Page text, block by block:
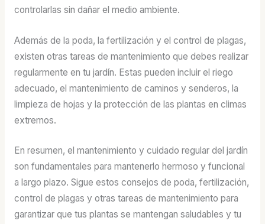
controlarlas sin dañar el medio ambiente.
Además de la poda, la fertilización y el control de plagas,
existen otras tareas de mantenimiento que debes realizar
regularmente en tu jardín. Estas pueden incluir el riego
adecuado, el mantenimiento de caminos y senderos, la
limpieza de hojas y la protección de las plantas en climas
extremos.
En resumen, el mantenimiento y cuidado regular del jardín
son fundamentales para mantenerlo hermoso y funcional
a largo plazo. Sigue estos consejos de poda, fertilización,
control de plagas y otras tareas de mantenimiento para
garantizar que tus plantas se mantengan saludables y tu